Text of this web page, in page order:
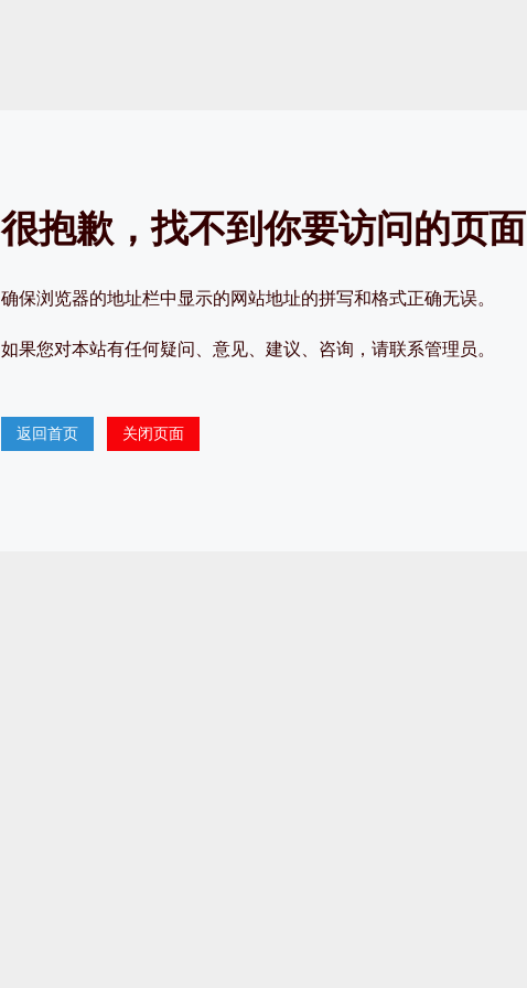
很抱歉，找不到你要访问的页面
确保浏览器的地址栏中显示的网站地址的拼写和格式正确无误。
如果您对本站有任何疑问、意见、建议、咨询，请联系管理员。
返回首页 关闭页面